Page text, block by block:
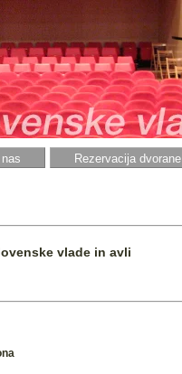
Rezervacija dvorane
vlade in avli